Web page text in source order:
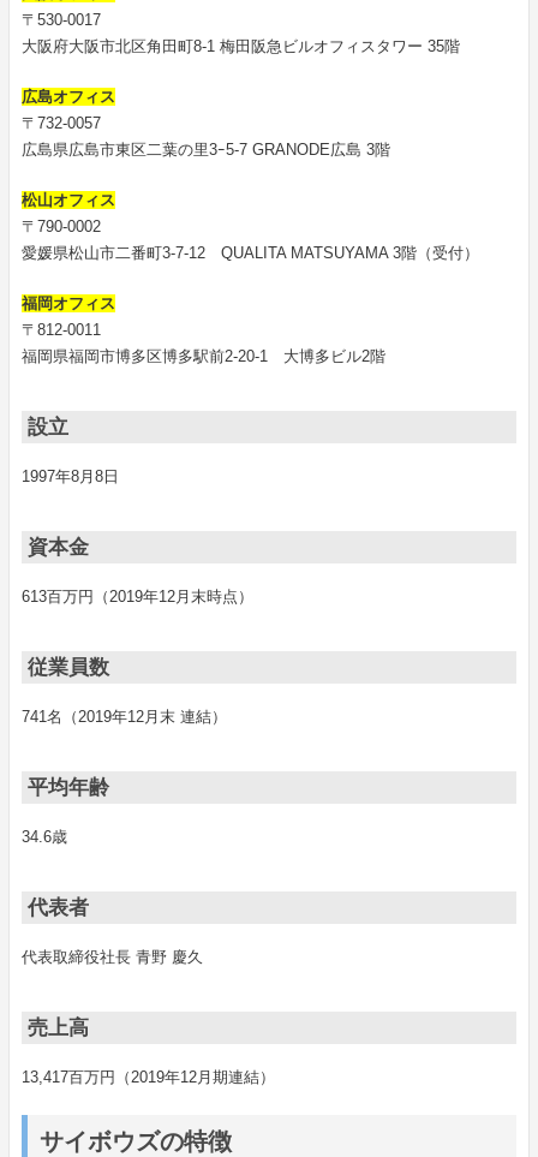
〒530-0017
大阪府大阪市北区角田町8-1 梅田阪急ビルオフィスタワー 35階
広島オフィス
〒732-0057
広島県広島市東区二葉の里3ｰ5-7 GRANODE広島 3階
松山オフィス
〒790-0002
愛媛県松山市二番町3-7-12 QUALITA MATSUYAMA 3階（受付）
福岡オフィス
〒812-0011
福岡県福岡市博多区博多駅前2-20-1 大博多ビル2階
設立
1997年8月8日
資本金
613百万円（2019年12月末時点）
従業員数
741名（2019年12月末 連結）
平均年齢
34.6歳
代表者
代表取締役社長 青野 慶久
売上高
13,417百万円（2019年12月期連結）
サイボウズの特徴